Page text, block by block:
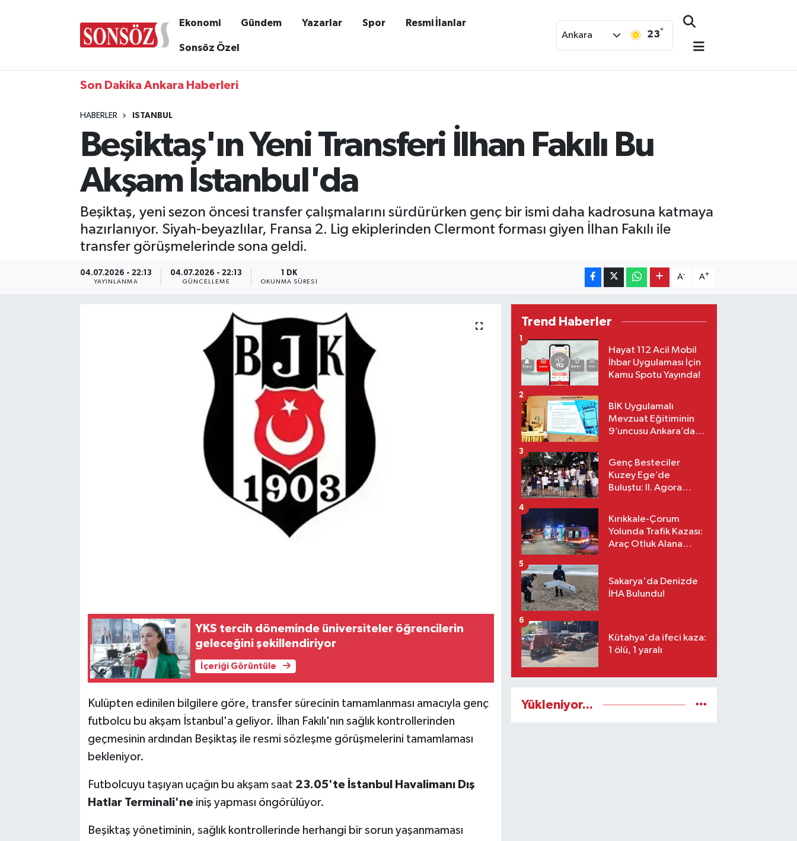
Ekonomi Gündem Yazarlar Spor Resmi İlanlar
Sonsöz Özel
Ankara 23°
Son Dakika Ankara Haberleri
HABERLER ISTANBUL
Beşiktaş'ın Yeni Transferi İlhan Fakılı Bu
Akşam İstanbul'da
Beşiktaş, yeni sezon öncesi transfer çalışmalarını sürdürürken genç bir ismi daha kadrosuna katmaya
hazırlanıyor. Siyah-beyazlılar, Fransa 2. Lig ekiplerinden Clermont forması giyen İlhan Fakılı ile
transfer görüşmelerinde sona geldi.
04.07.2026 - 22:13
YAYINLANMA
04.07.2026 - 22:13
GÜNCELLEME
1 DK
OKUNMA SÜRESI
A- A+
YKS tercih döneminde üniversiteler öğrencilerin
geleceğini şekillendiriyor
İçeriği Görüntüle
Kulüpten edinilen bilgilere göre, transfer sürecinin tamamlanması amacıyla genç
futbolcu bu akşam İstanbul'a geliyor. İlhan Fakılı'nın sağlık kontrollerinden
geçmesinin ardından Beşiktaş ile resmi sözleşme görüşmelerini tamamlaması
bekleniyor.
Futbolcuyu taşıyan uçağın bu akşam saat 23.05'te İstanbul Havalimanı Dış
Hatlar Terminali'neiniş yapması öngörülüyor.
Beşiktaş yönetiminin, sağlık kontrollerinde herhangi bir sorun yaşanmaması
Trend Haberler
Hayat 112 Acil Mobil
İhbar Uygulaması İçin
Kamu Spotu Yayında!
1
BİK Uygulamalı
Mevzuat Eğitiminin
9’uncusu Ankara’da
2
Genç Besteciler
Kuzey Ege’de
Buluştu: II. Agora
3
Kırıkkale-Çorum
Yolunda Trafik Kazası:
Araç Otluk Alana
4
Sakarya'da Denizde
İHA Bulundu!
5
Kütahya'da ifeci kaza:
1 ölü, 1 yaralı
6
Yükleniyor...